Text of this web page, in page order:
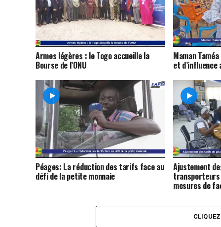
Armes légères : le Togo accueille la
Bourse de l’ONU
Maman
et d’influence
Péages: La réduction des tarifs face au
défi de la petite monnaie
Ajustement
mesures de